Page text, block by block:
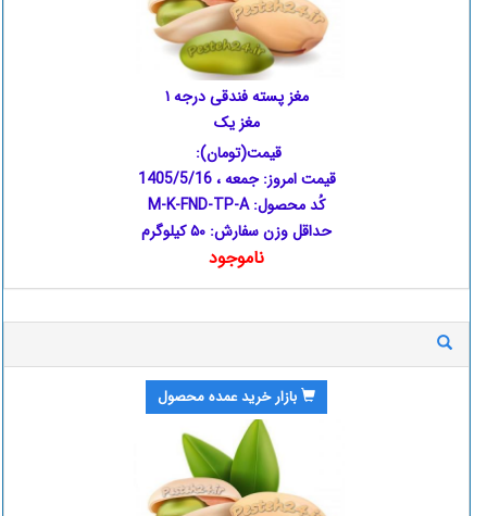
مغز پسته فندقی درجه ۱
مغز یک
قیمت(تومان):
قیمت امروز:جمعه ، 1405/5/16
کُد محصول: M-K-FND-TP-A
حداقل وزن سفارش: ۵۰ کیلوگرم
ناموجود
بازار خرید عمده محصول